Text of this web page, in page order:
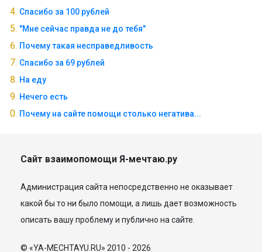
Спасибо за 100 рублей
"Мне сейчас правда не до тебя"
Почему такая несправедливость
Спасибо за 69 рублей
На еду
Нечего есть
Почему на сайте помощи столько негатива...
Сайт взаимопомощи Я-мечтаю.ру
Администрация сайта непосредственно не оказывает
какой бы то ни было помощи, а лишь дает возможность
описать вашу проблему и публично на сайте.
© «YA-MECHTAYU.RU» 2010 - 2026